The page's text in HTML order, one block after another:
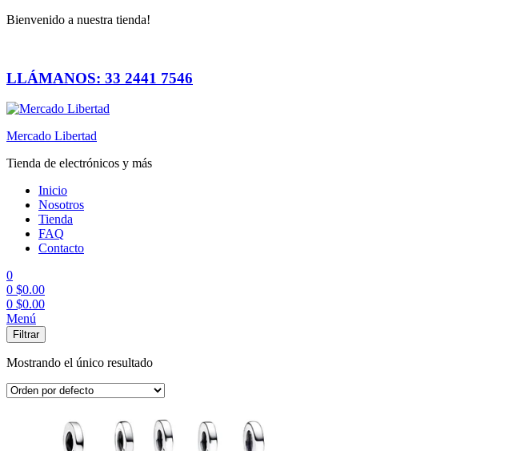
Bienvenido a nuestra tienda!
LLÁMANOS: 33 2441 7546
Mercado Libertad
Tienda de electrónicos y más
Inicio
Nosotros
Tienda
FAQ
Contacto
0
0 $0.00
0 $0.00
Menú
Filtrar
Mostrando el único resultado